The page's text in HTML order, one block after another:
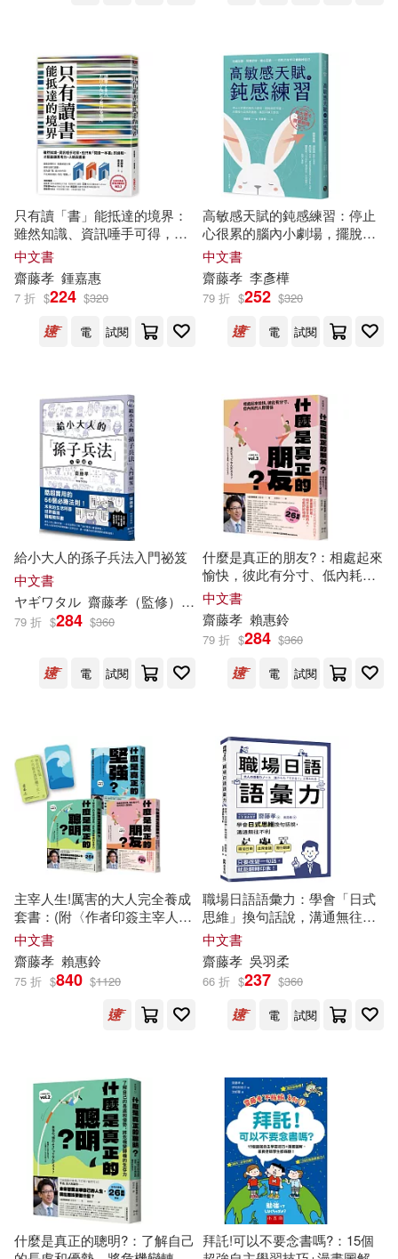
小学館(2)
日本図書センター(2)
楓樹林出版社(2)
楓葉社文化(2) 樂金文化(2)
臉譜(2) 華夏出版社(2)
ウェッジ(1) ビジネス社(1)
ポプラ社(1) リベラル社(1)
三采(1)
中國人民大學出版社(1)
中國大百科全書出版社(1)
南海出版公司(1)
印刷工業出版社(1)
大和書房(1) 天下雜誌(1)
天津人民出版社(1)
如果出版社(1) 學林出版社(1)
扶桑社(1)
春光(1) 機械工業出版社(1)
江西科學技術出版社(1)
海豚出版社(1)
適合平板閱讀(6)
其他 (可複選)
現在可購買商品(63)
作者/演唱/譯/編/繪(109)
價格
範圍
-
只有讀「書」能抵達的境界：
雖然知識、資訊唾手可得，但
只有「閱讀一本書」的過程，
才能鍛鍊思考力、人格與素養
中文書
齋藤孝 鍾嘉惠
7 折 $224 $320
電
試閱
高敏感天賦的鈍感練習：停止
心很累的腦內小劇場，擺脫操
控牢籠，刻意強化自我防護
盾，贏回平靜又自信
中文書
齋藤孝 李彥樺
79 折 $252 $320
電
試閱
給小大人的孫子兵法入門祕笈
中文書
ヤギワタル 齋藤孝 （監修） 林芷柔
79 折 $284 $360
電 試閱
什麼是真正的朋友?：相處起來
愉快，彼此有分寸、低內耗的
人際關係【全民教育學者
孝的「人生教育」系列vol.3】
中文書
齋藤孝 賴惠鈴
79 折 $284 $360
電
試閱
主宰人生!厲害的大人完全養成
套書：(附〈作者印簽主宰人生
金句卡〉1套)《什麼是真正的
堅強?》+《什麼是真正的聰
明?》+《什麼是真正的朋
友?》【全民教育學者
「人生教育」全系列】
中文書
齋藤孝 賴惠鈴
75 折 $840 $1120
職場日語語彙力：學會「日式
思維」換句話說，溝通無往不
利
中文書
齋藤孝 吳羽柔
66 折 $237 $360
電
試閱
什麼是真正的聰明?：了解自己 拜託!可以不要念書嗎?：15個